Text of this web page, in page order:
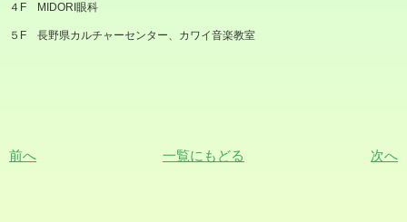
４F MIDORI眼科
５F 長野県カルチャーセンター、カワイ音楽教室
前へ 一覧にもどる 次へ